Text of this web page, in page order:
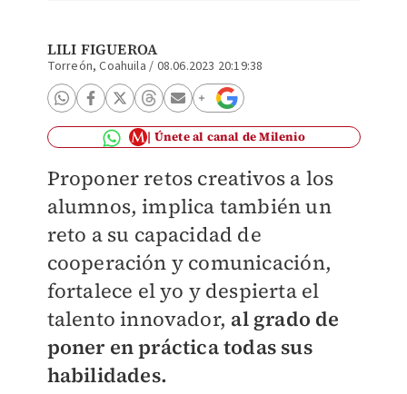
LILI FIGUEROA
Torreón, Coahuila / 08.06.2023 20:19:38
Únete al canal de Milenio
Proponer retos creativos a los
alumnos, implica también un
reto a su capacidad de
cooperación y comunicación,
fortalece el yo y despierta el
talento innovador, al grado de
poner en práctica todas sus
habilidades.